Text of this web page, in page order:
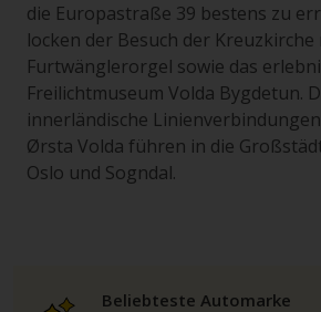
die Europastraße 39 bestens zu
locken der Besuch der Kreuzkirche
Furtwänglerorgel sowie das
Freilichtmuseum Volda Bygdetun.
innerländische
Ørsta Volda führen in die
Oslo und Sogndal.
Beliebteste Automarke